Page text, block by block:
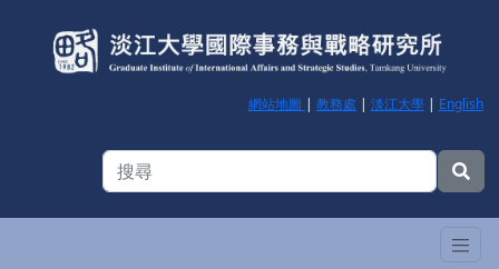
網站地圖 | 教務處 | 淡江大學| English